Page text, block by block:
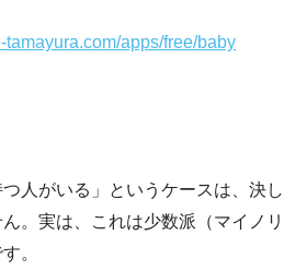
tamayura.com/apps/free/baby
人がいる」というケースは、決し
。実は、これは少数派（マイノリ
。